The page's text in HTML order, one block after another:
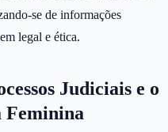
se de informações
legal e ética.
Judiciais e o
Feminina